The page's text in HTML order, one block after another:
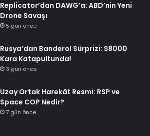
Replicator’dan DAWG’a: ABD’nin Yeni
Drone Savaşı
5 gün önce
Rusya’dan Banderol Sürprizi: S8000
Kara Katapultunda!
3 gün önce
Uzay Ortak Harekât Resmi: RSP ve
Space COP Nedir?
7 gün önce